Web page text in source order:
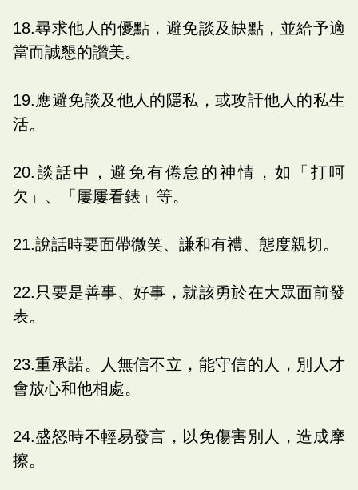
18.尋求他人的優點，避免談及缺點，並給予適
當而誠懇的讚美。
19.應避免談及他人的隱私，或攻訐他人的私生
活。
20.談話中，避免有倦怠的神情，如「打呵
欠」、「屢屢看錶」等。
21.說話時要面帶微笑、謙和有禮、態度親切。
22.只要是善事、好事，就該勇於在大眾面前發
表。
23.重承諾。人無信不立，能守信的人，別人才
會放心和他相處。
24.盛怒時不輕易發言，以免傷害別人，造成摩
擦。